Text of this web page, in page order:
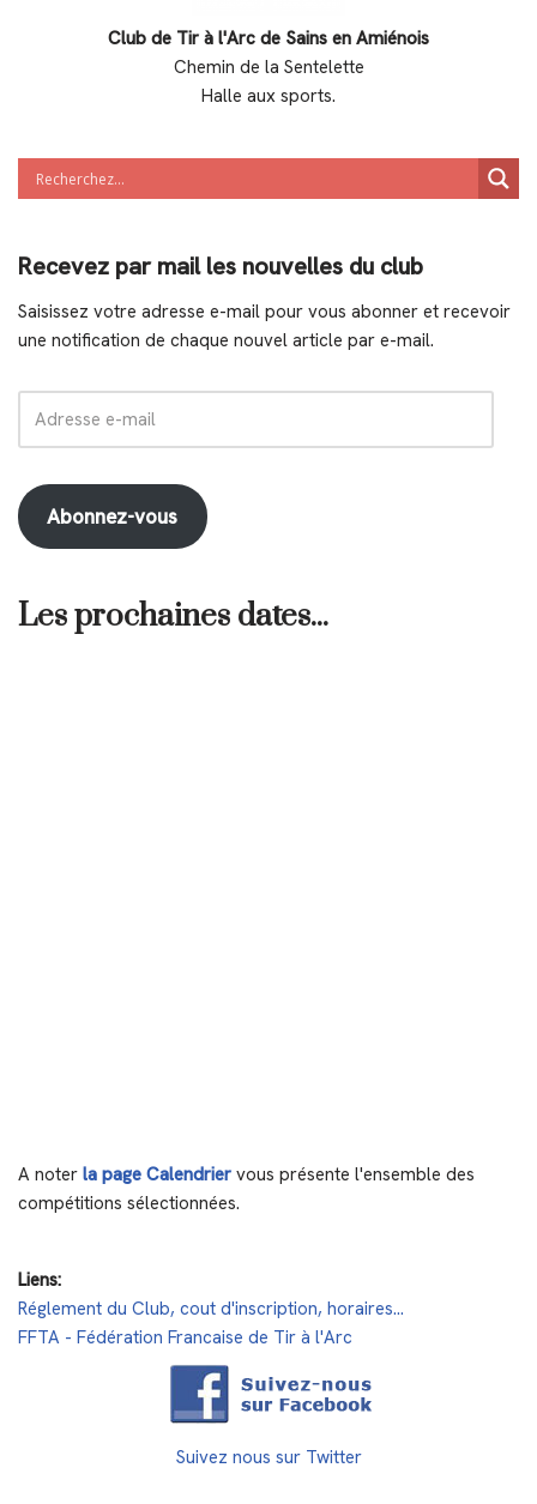
Club de Tir à l'Arc de Sains en Amiénois
Chemin de la Sentelette
Halle aux sports.
Recevez par mail les nouvelles du club
Saisissez votre adresse e-mail pour vous abonner et recevoir
une notification de chaque nouvel article par e-mail.
Abonnez-vous
Les prochaines dates...
A noter la page Calendrier vous présente l'ensemble des
compétitions sélectionnées.
Liens:
Réglement du Club, cout d'inscription, horaires...
FFTA - Fédération Francaise de Tir à l'Arc
Suivez nous sur Twitter